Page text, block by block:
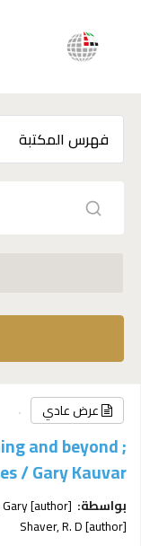
عرض عادي
and beyond ;
/Gary Kauvar.......
بواسطة: [author]
Shaver, R. D[author]